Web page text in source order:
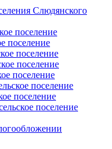
Слюдянского
поселение
поселение
поселение
поселение
поселение
поселение
поселение
поселение